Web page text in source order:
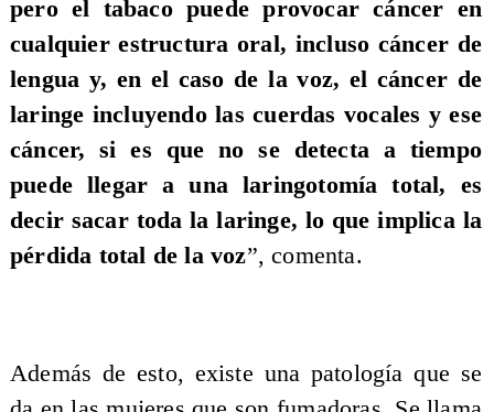
pero el tabaco puede provocar cáncer en
cualquier estructura oral, incluso cáncer de
lengua y, en el caso de la voz, el cáncer de
laringe incluyendo las cuerdas vocales y ese
cáncer, si es que no se detecta a tiempo
puede llegar a una laringotomía total, es
decir sacar toda la laringe, lo que implica la
pérdida total de la voz”, comenta.
Además de esto, existe una patología que se